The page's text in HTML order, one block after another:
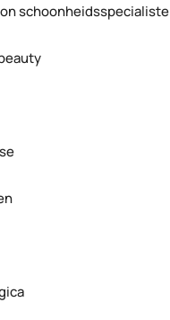
schoonheidsspecialiste